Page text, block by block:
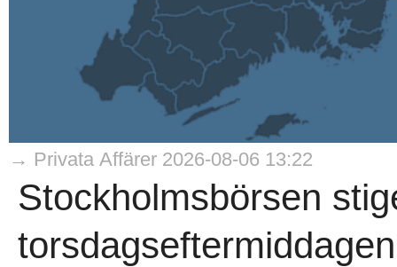
→ Privata Affärer 2026-08-06 13:22
Stockholmsbörsen